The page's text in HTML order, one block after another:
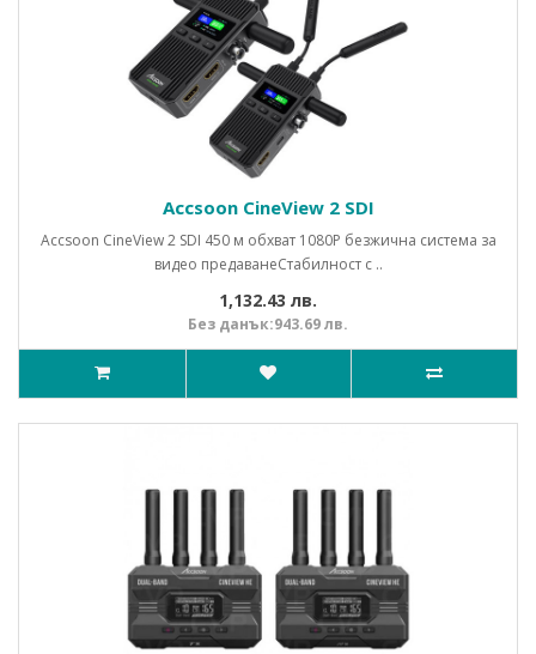
Accsoon CineView 2 SDI
Accsoon CineView 2 SDI 450 м обхват 1080P безжична система за
видео предаванеСтабилност с ..
1,132.43 лв.
Без данък:943.69 лв.